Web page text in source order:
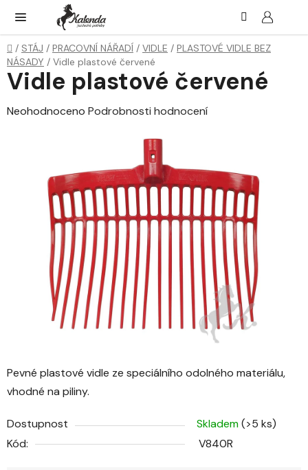
obsah
Domů
/ STÁJ / PRACOVNÍ NÁŘADÍ / VIDLE / PLASTOVÉ VIDLE BEZ
NÁSADY / Vidle plastové červené
Pevné plastové vidle ze speciálního odolného materiálu,
vhodné na piliny.
Dostupnost Skladem(>5 ks)
Kód:
V840R
Vidle plastové červené
Průměrné
hvězdiček.
Neohodnoceno Podrobnosti hodnocení